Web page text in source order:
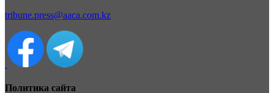
tribune.press@aaca.com.kz
Политика сайта